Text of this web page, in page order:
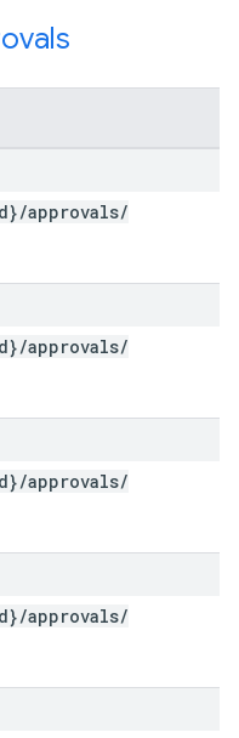
/approvals/
/approvals/
/approvals/
/approvals/